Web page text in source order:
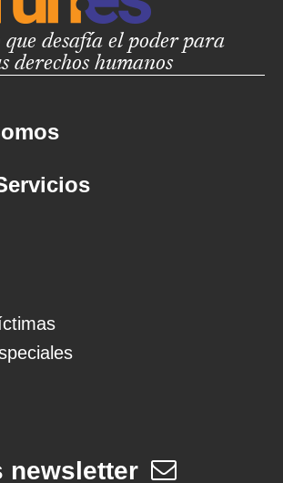
desafía el poder para
derechos humanos
newsletter